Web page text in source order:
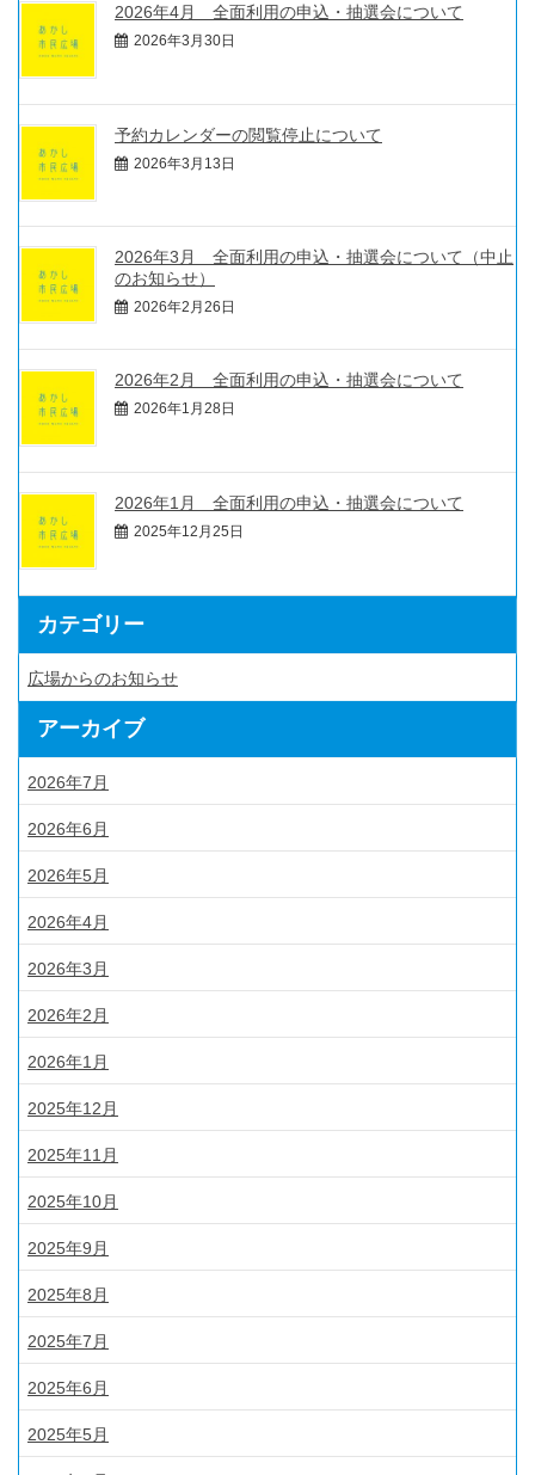
2026年4月 全面利用の申込・抽選会について
2026年3月30日
予約カレンダーの閲覧停止について
2026年3月13日
2026年3月 全面利用の申込・抽選会について（中止
のお知らせ）
2026年2月26日
2026年2月 全面利用の申込・抽選会について
2026年1月28日
2026年1月 全面利用の申込・抽選会について
2025年12月25日
カテゴリー
広場からのお知らせ
アーカイブ
2026年7月
2026年6月
2026年5月
2026年4月
2026年3月
2026年2月
2026年1月
2025年12月
2025年11月
2025年10月
2025年9月
2025年8月
2025年7月
2025年6月
2025年5月